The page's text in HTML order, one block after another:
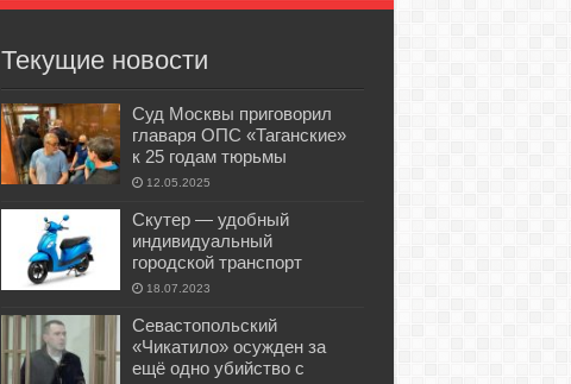
Текущие новости
Суд Москвы приговорил
главаря ОПС «Таганские»
к 25 годам тюрьмы
12.05.2025
Скутер — удобный
индивидуальный
городской транспорт
18.07.2023
Севастопольский
«Чикатило» осужден за
ещё одно убийство с